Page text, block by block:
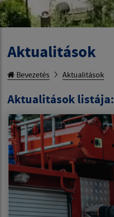
Aktualitások
Bevezetés Aktualitások
Aktualitások listája: